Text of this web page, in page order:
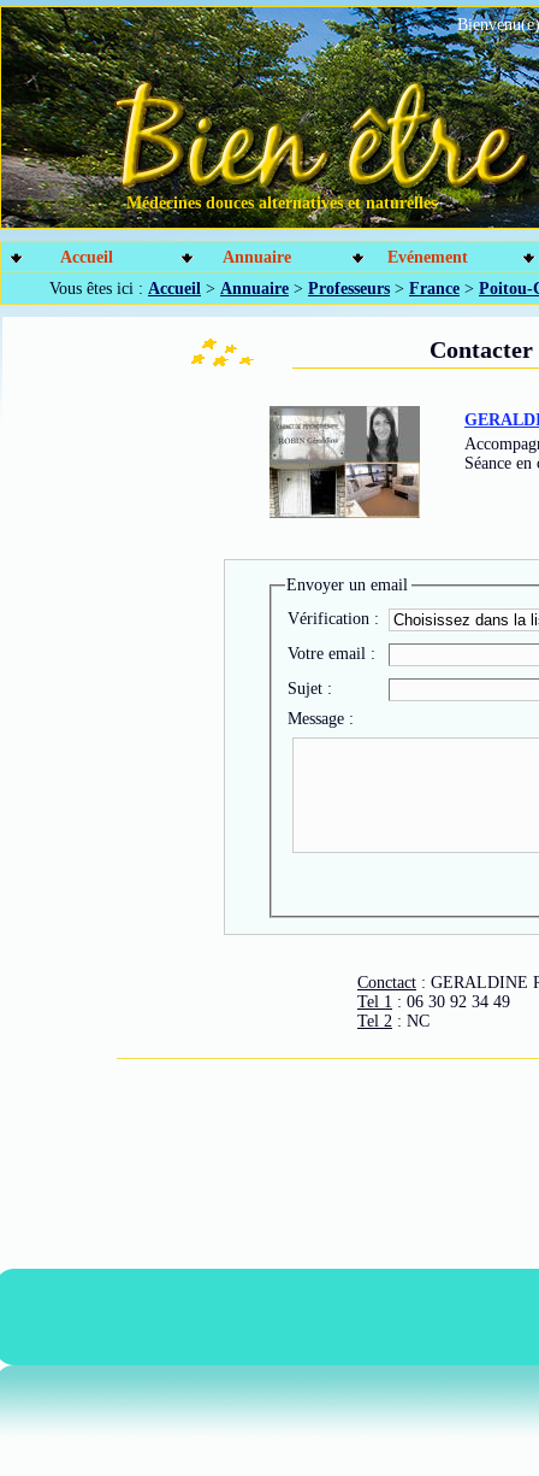
Médecines douces alternatives et naturelles
Accueil Annuaire
Evénement
Vous êtes ici : Accueil > Annuaire > Professeurs > France > Poitou-
Séance
Envoyer un email
Vérification :
Votre email :
Sujet :
Message :
Conctact : GERALDINE
Tel 1 : 06 30 92 34 49
Tel 2 : NC